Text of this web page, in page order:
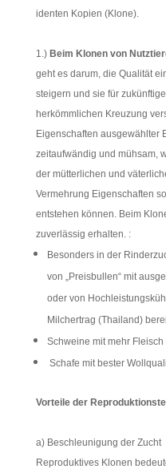
identen Kopien (Klone).
1.) Beim Klonen von
geht es darum, die Qualität
steigern und sie für
herkömmlichen Kreuzung
Eigenschaften ausgewählter
zeitaufwändig und mühsam,
der mütterlichen und
Vermehrung Eigenschaften
entstehen können. Beim
zuverlässig erhalten. :
Besonders in der
von „Preisbullen“ mit
oder von
Milchertrag (Thailand)
Schweine mit mehr
Schafe mit bester
Vorteile der
a) Beschleunigung der Zucht
Reproduktives Klonen